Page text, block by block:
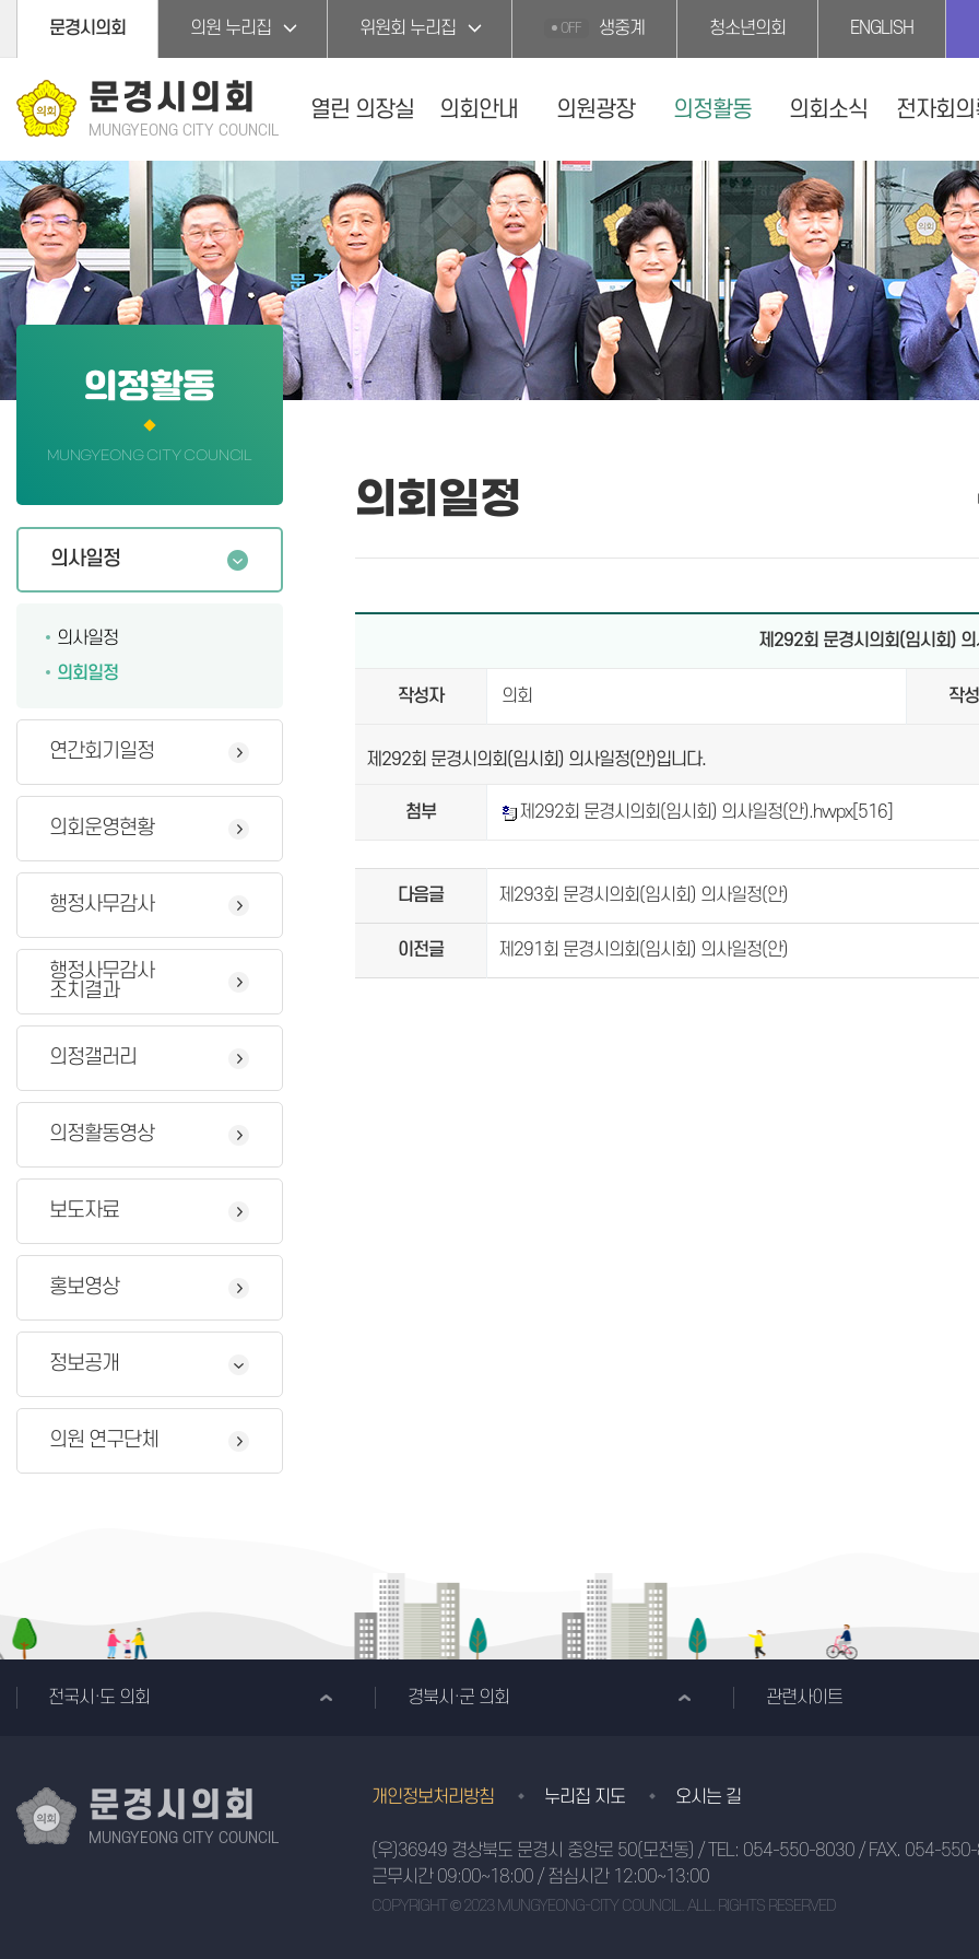
문경시의회
의원 누리집 위원회 누리집 OFF 생중계 청소년의회 ENGLISH
문경시의회
MUNGYEONG CITY COUNCIL
열린 의장실 의회안내 의원광장 의정활동 의회소식 전자회
의정활동
MUNGYEONG CITY COUNCIL
의사일정
의사일정
의회일정
연간회기일정
의회운영현황
행정사무감사
행정사무감사
조치결과
의정갤러리
의정활동영상
보도자료
홍보영상
정보공개
의원 연구단체
의회일정
제292회 문경시의회(임시회)
작성자 의회 작
제292회 문경시의회(임시회) 의사일정(안)입니다.
첨부 제292회 문경시의회(임시회) 의사일정(안).hwpx[516]
다음글 제293회 문경시의회(임시회) 의사일정(안)
이전글 제291회 문경시의회(임시회) 의사일정(안)
전국시·도 의회 경북시·군 의회 관련사이트
문경시의회
MUNGYEONG CITY COUNCIL
개인정보처리방침 누리집 지도 오시는 길
(우)36949 경상북도 문경시 중앙로 50(모전동) / TEL: 054-550-8030 / FAX. 054-
근무시간 09:00~18:00 / 점심시간 12:00~13:00
COPYRIGHT © 2023 MUNGYEONG-CITY COUNCIL. ALL. RIGHTS RESERVED